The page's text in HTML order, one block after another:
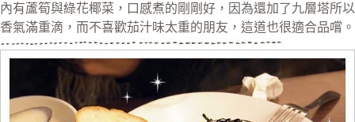
內有蘆筍與綠花椰菜，口感煮的剛剛好，因為還加了九層塔所以
香氣滿重滴，而不喜歡茄汁味太重的朋友，這道也很適合品嚐。